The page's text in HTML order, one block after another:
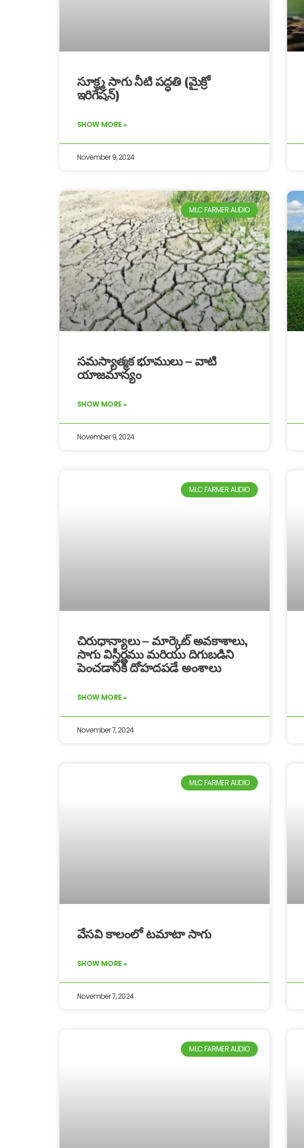
సూక్ష్మ సాగు నీటి పద్ధతి (మైక్రో
ఇరిగేషన్)
SHOW MORE »
November 9, 2024
MLC FARMER AUDIO
సమస్యాత్మక భూములు – వాటి
యాజమాన్యం
SHOW MORE »
November 9, 2024
MLC FARMER AUDIO
చిరుధాన్యాలు – మార్కెట్ అవకాశాలు,
సాగు విస్తీర్ణము మరియు దిగుబడిని
పెంచడానికి దోహదపడే అంశాలు
SHOW MORE »
November 7, 2024
MLC FARMER AUDIO
వేసవి కాలంలో టమాటా సాగు
SHOW MORE »
November 7, 2024
MLC FARMER AUDIO